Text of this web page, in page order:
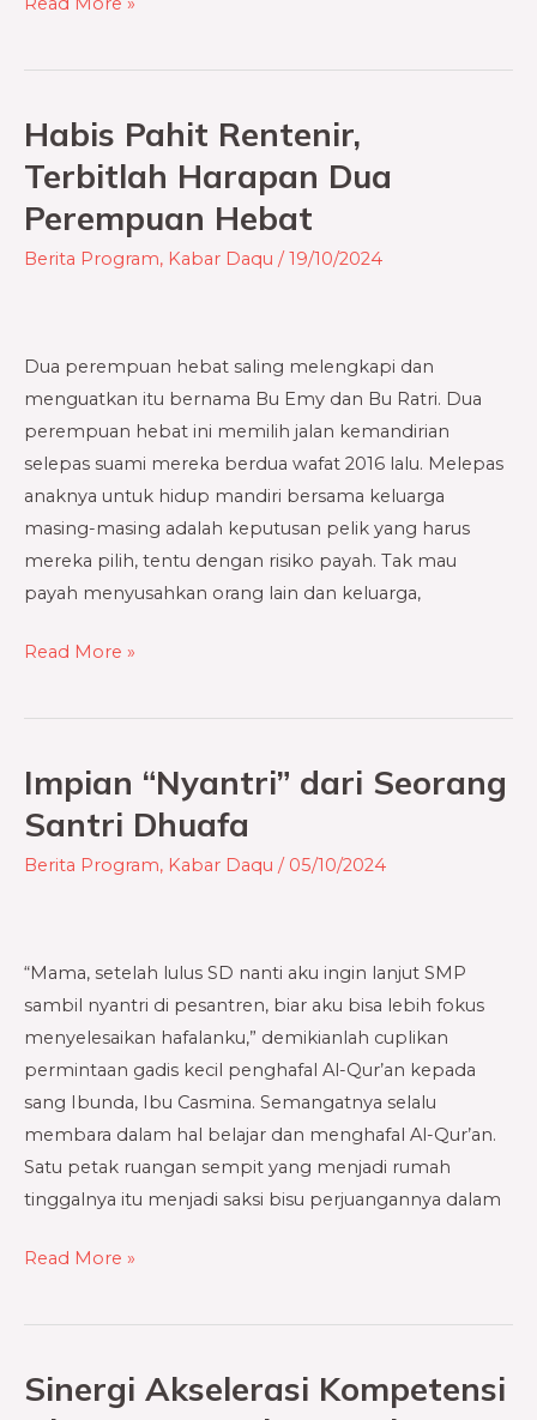
Habis Pahit Rentenir,
Terbitlah Harapan Dua
Perempuan Hebat
Berita Program, Kabar Daqu /19/10/2024
Dua perempuan hebat saling melengkapi dan
menguatkan itu bernama Bu Emy dan Bu Ratri. Dua
perempuan hebat ini memilih jalan kemandirian
selepas suami mereka berdua wafat 2016 lalu. Melepas
anaknya untuk hidup mandiri bersama keluarga
masing-masing adalah keputusan pelik yang harus
mereka pilih, tentu dengan risiko payah. Tak mau
payah menyusahkan orang lain dan keluarga,
Habis
Pahit
Rentenir,
Terbitlah
Harapan
Hebat
Read More »
Impian “Nyantri” dari Seorang
Santri Dhuafa
Berita Program, Kabar Daqu / 05/10/2024
“Mama, setelah lulus SD nanti aku ingin lanjut SMP
sambil nyantri di pesantren, biar aku bisa lebih fokus
menyelesaikan hafalanku,” demikianlah cuplikan
permintaan gadis kecil penghafal Al-Qur’an kepada
sang Ibunda, Ibu Casmina. Semangatnya selalu
membara dalam hal belajar dan menghafal Al-Qur’an.
Satu petak ruangan sempit yang menjadi rumah
tinggalnya itu menjadi saksi bisu perjuangannya dalam
Impian
“Nyantri”
dari
Seorang
Read More »
Sinergi Akselerasi Kompetensi
Sinergi
Akselerasi